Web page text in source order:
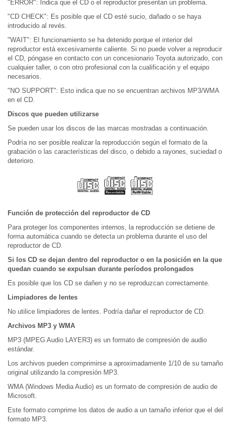
"ERROR": Indica que el CD o el reproductor presentan un problema.
"CD CHECK": Es posible que el CD esté sucio, dañado o se haya
introducido al revés.
"WAIT": El funcionamiento se ha detenido porque el interior del
reproductor está excesivamente caliente. Si no puede volver a reproducir
el CD, póngase en contacto con un concesionario Toyota autorizado, con
cualquier taller, o con otro profesional con la cualificación y el equipo
necesarios.
"NO SUPPORT": Esto indica que no se encuentran archivos MP3/WMA
en el CD.
Discos que pueden utilizarse
Se pueden usar los discos de las marcas mostradas a continuación.
Podría no ser posible realizar la reproducción según el formato de la
grabación o las características del disco, o debido a rayones, suciedad o
deterioro.
Función de protección del reproductor de CD
Para proteger los componentes internos, la reproducción se detiene de
forma automática cuando se detecta un problema durante el uso del
reproductor de CD.
Si los CD se dejan dentro del reproductor o en la posición en la que
quedan cuando se expulsan durante períodos prolongados
Es posible que los CD se dañen y no se reproduzcan correctamente.
Limpiadores de lentes
No utilice limpiadores de lentes. Podría dañar el reproductor de CD.
Archivos MP3 y WMA
MP3 (MPEG Audio LAYER3) es un formato de compresión de audio
estándar.
Los archivos pueden comprimirse a aproximadamente 1/10 de su tamaño
original utilizando la compresión MP3.
WMA (Windows Media Audio) es un formato de compresión de audio de
Microsoft.
Este formato comprime los datos de audio a un tamaño inferior que el del
formato MP3.